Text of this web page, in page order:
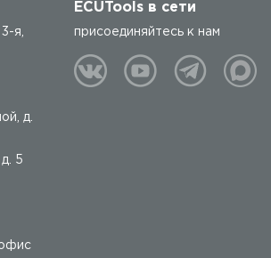
я,
д.
5
ECUTools в сети
присоединяйтесь к нам